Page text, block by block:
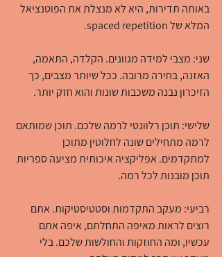
באותה תדירות, היא לא מנצלת את הפוטנציאל
המלא של spaced repetition.
שני: מצבי למידה מגוונים. הקלדה, התאמה,
האזנה, בחירה מרובה. ככל שיותר מצבים, כך
הזיכרון נבנה משכבות שונות והוא חזק יותר.
שלישי: תוכן רלוונטי לרמה שלכם. תוכן שמותאם
לרמה מתחילים שונה לחלוטין מתוכן
למתקדמים. אפליקציה איכותית מציעה ספריות
תוכן מובנות לכל רמה.
רביעי: מעקב התקדמות וסטטיסטיקות. אתם
רוצים לראות מאיפה התחלתם, איפה אתם
עכשיו, ומה החוזקות והחולשות שלכם. בלי